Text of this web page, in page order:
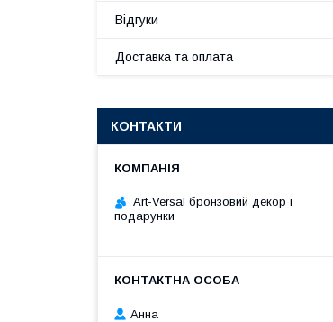
Відгуки
Доставка та оплата
КОНТАКТИ
Art-Versal бронзовий декор і
подарунки
Анна